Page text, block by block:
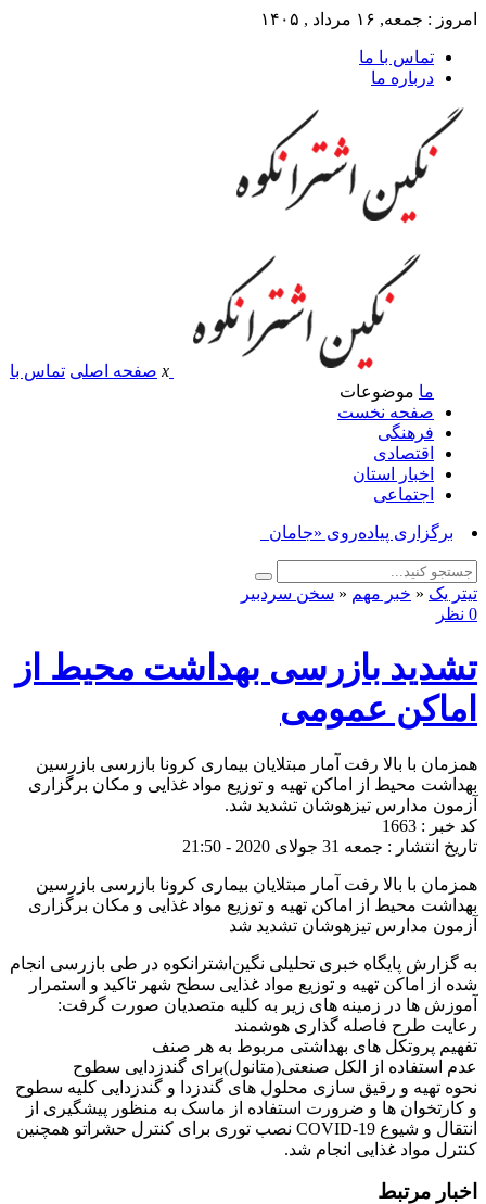
امروز : جمعه, ۱۶ مرداد , ۱۴۰۵
تماس با ما
درباره ما
x صفحه اصلی تماس با
ما موضوعات
صفحه نخست
فرهنگی
اقتصادی
اخبار استان
اجتماعی
برگزاری پیاده‌روی «جاماندگان ا_
تیتر یک « خبر مهم « سخن سردبیر
0 نظر
تشدید بازرسی بهداشت محیط از
اماکن عمومی
همزمان با بالا رفت آمار مبتلایان بیماری کرونا بازرسی بازرسین
بهداشت محیط از اماکن تهیه و توزیع مواد غذایی و مکان برگزاری
آزمون مدارس تیزهوشان تشدید شد.
کد خبر : 1663
تاریخ انتشار : جمعه 31 جولای 2020 - 21:50
همزمان با بالا رفت آمار مبتلایان بیماری کرونا بازرسی بازرسین
بهداشت محیط از اماکن تهیه و توزیع مواد غذایی و مکان برگزاری
آزمون مدارس تیزهوشان تشدید شد
به گزارش پایگاه خبری تحلیلی نگین‌اشترانکوه در طی بازرسی انجام
شده از اماکن تهیه و توزیع مواد غذایی سطح شهر تاکید و استمرار
آموزش ها در زمینه های زیر به کلیه متصدیان صورت گرفت:
تفهیم پروتکل های بهداشتی مربوط به هر صنف
⁦⁩عدم استفاده از الکل صنعتی(متانول)برای گندزدایی سطوح
⁦⁩نحوه تهیه و رقیق سازی محلول های گندزدا و گندزدایی کلیه سطوح
و کارتخوان ها و ضرورت استفاده از ماسک به منظور پیشگیری از
انتقال و شیوع COVID-19 نصب توری برای کنترل حشراتو همچنین
کنترل مواد غذایی انجام شد.
اخبار مرتبط